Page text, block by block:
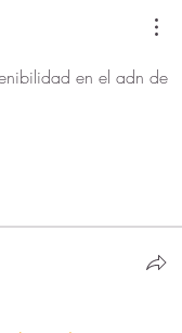
en el adn de